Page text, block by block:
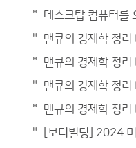
데스크탑 컴퓨터를
맨큐의 경제학 정
맨큐의 경제학 정
맨큐의 경제학 정
맨큐의 경제학 정
[보디빌딩] 2024